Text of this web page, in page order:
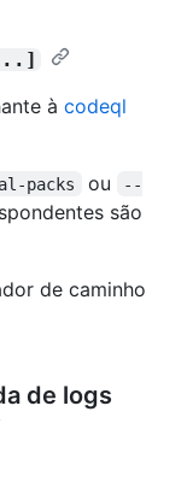
à codeql
packs ou
--
são
de caminho
de logs